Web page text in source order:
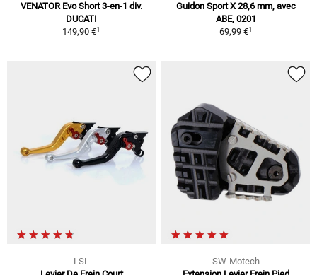
VENATOR Evo Short 3-en-1 div.
DUCATI
149,90 €1
Guidon Sport X 28,6 mm, avec
ABE, 0201
69,99 €1
LSL
SW-Motech